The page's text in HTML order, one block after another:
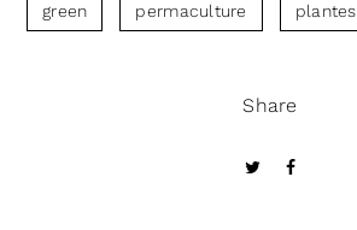
green permaculture plantes
Share